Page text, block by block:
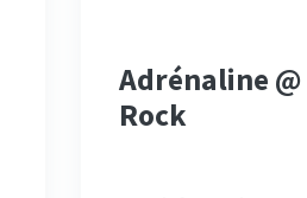
Adrénaline @
Rock